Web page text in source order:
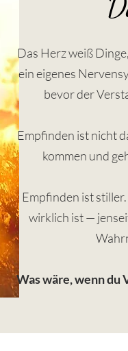
Das Herz weiß
ein eigenes
bevor der
Empfinden ist nicht
kommen und
Empfinden ist
wirklich ist —
Was wäre, wenn du